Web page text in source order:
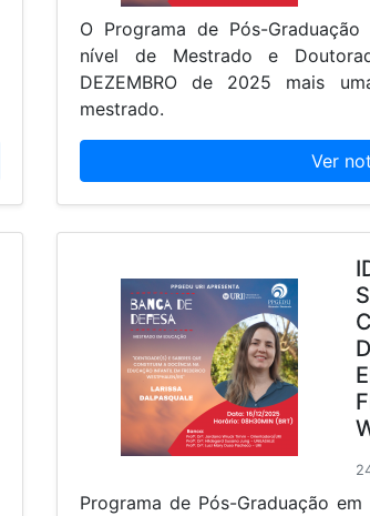
O Programa de Pós-
nível de Mestrado e
DEZEMBRO de 2025 mais
mestrado.
Ver
Programa de Pós-Graduação